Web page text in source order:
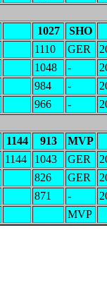
1027
SHO
1110 GER
1048 -
984 -
966 -
1144 913
MVP
1144 1043 GER
826 GER
871 -
MVP